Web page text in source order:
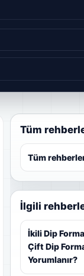
Tüm
Tüm
İlgili
İkili Dip
Çift Dip
Yorumlanır?